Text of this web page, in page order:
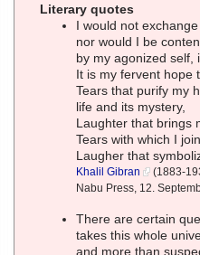
Literary quotes
I would not
nor would I be
by my agonized self,
It is my fervent hope
Tears that purify my
life and its mystery,
Laughter that brings
Tears with which I
Laugher that
Khalil Gibran
(1883-
Nabu Press, 12.
There are certain
takes this whole
and more than